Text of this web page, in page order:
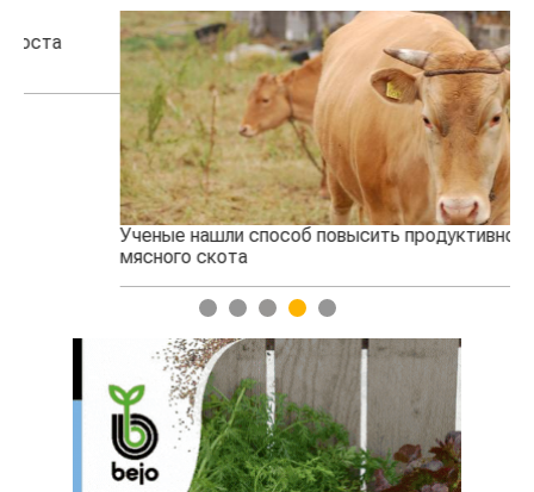
Ученые нашли способ повысить продуктивность
мясного скота
1 2 3 4 5